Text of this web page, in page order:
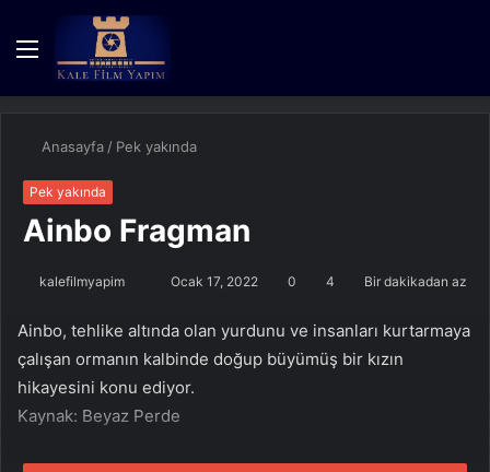
Menü
Anasayfa / Pek yakında
Pek yakında
Ainbo Fragman
kalefilmyapim
posta
göndermek
Ocak 17, 2022 0 4 Bir dakikadan az
Ainbo, tehlike altında olan yurdunu ve insanları kurtarmaya
çalışan ormanın kalbinde doğup büyümüş bir kızın
hikayesini konu ediyor.
Kaynak: Beyaz Perde